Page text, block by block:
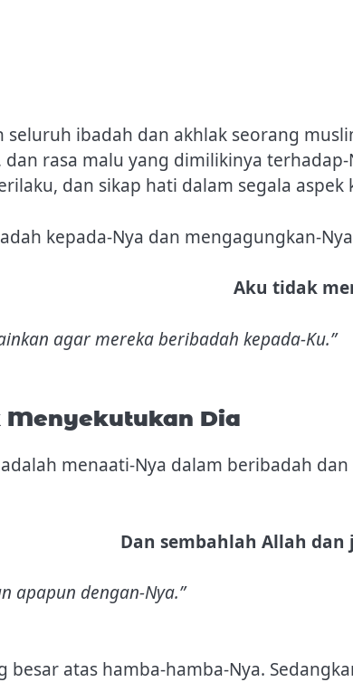
seluruh ibadah dan akhlak seorang
rasa malu yang dimilikinya terhadap-
dan sikap hati dalam segala aspek
kepada-Nya dan mengagungkan-
Aku tidak
agar mereka beribadah kepada-Ku.”
Menyekutukan Dia
menaati-Nya dalam beribadah
Dan sembahlah Allah
apapun dengan-Nya.”
besar atas hamba-hamba-Nya.